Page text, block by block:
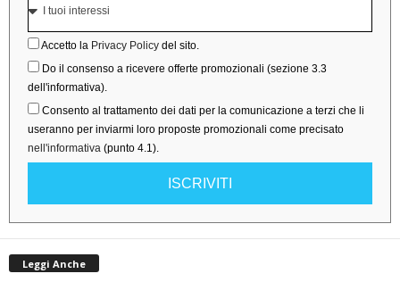
Accetto la Privacy Policy del sito.
Do il consenso a ricevere offerte promozionali (sezione 3.3
dell'informativa).
Consento al trattamento dei dati per la comunicazione a terzi che li
useranno per inviarmi loro proposte promozionali come precisato
nell'informativa (punto 4.1).
ISCRIVITI
Leggi Anche